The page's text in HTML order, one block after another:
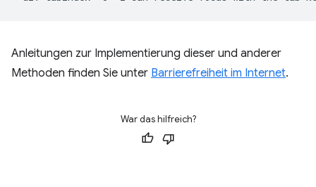
Anleitungen zur Implementierung dieser und anderer
Methoden finden Sie unter Barrierefreiheit im Internet.
War das hilfreich?